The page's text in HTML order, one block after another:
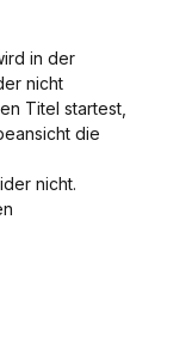
in der
nicht
Titel startest,
die
nicht.